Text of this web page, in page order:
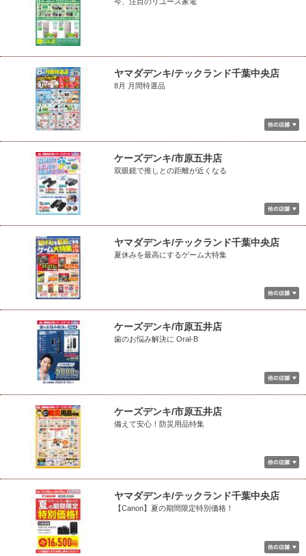
ヤマダデンキ/テックランド千葉中央店
8月 月間特選品
ケーズデンキ/市原五井店
双眼鏡で推しとの距離が近くなる
ヤマダデンキ/テックランド千葉中央店
夏休みを最高にするゲーム大特集
ケーズデンキ/市原五井店
歯のお悩み解決に Oral-B
ケーズデンキ/市原五井店
備えて安心！防災用品特集
ヤマダデンキ/テックランド千葉中央店
【Canon】夏の期間限定特別価格！